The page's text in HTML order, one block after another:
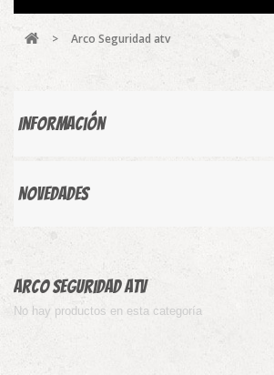
> Arco Seguridad atv
Información
Novedades
Arco Seguridad atv
No hay productos en esta categoría